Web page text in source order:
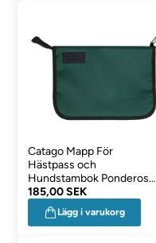
Catago Mapp För
Hästpass och
Hundstambok Ponderosa
Pine
185,00 SEK
Lägg i varukorg